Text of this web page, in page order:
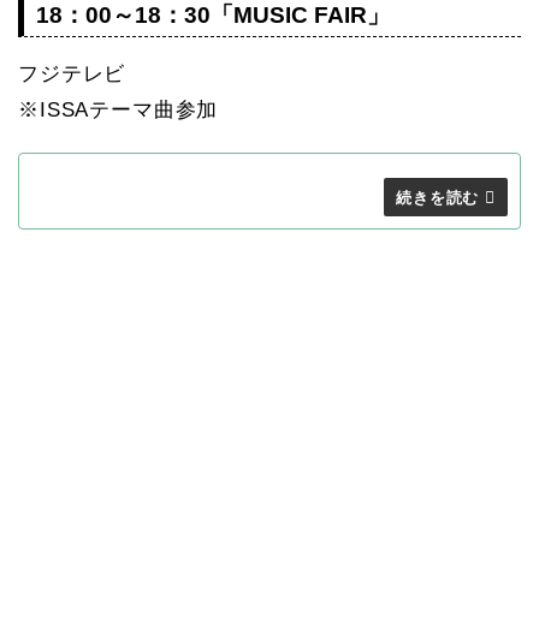
18：00～18：30「MUSIC FAIR」
フジテレビ
※ISSAテーマ曲参加